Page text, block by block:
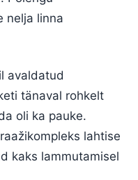
nelja linna
avaldatud
tänaval rohkelt
oli ka pauke.
lahtise
kaks lammutamisel